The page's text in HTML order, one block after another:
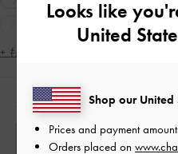
2WAY・3WAY
軽量
ス
シンプル・ベーシック
+ もっと見る
人気のコーディネート
Looks like
United
Shop our United
Prices and payment
Orders placed on